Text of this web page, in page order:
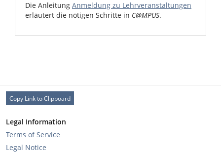
Die Anleitung Anmeldung zu Lehrveranstaltungen
erläutert die nötigen Schritte in C@MPUS.
Copy Link to Clipboard
Legal Information
Terms of Service
Legal Notice